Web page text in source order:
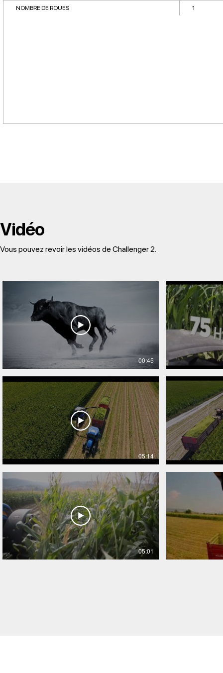
NOMBRE DE ROUES 1
Vidéo
Vous pouvez revoir les vidéos de Challenger 2.
00:45
05:14
05:01